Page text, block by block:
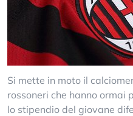
Si mette in moto il
rossoneri che hanno ormai
lo stipendio del giovane